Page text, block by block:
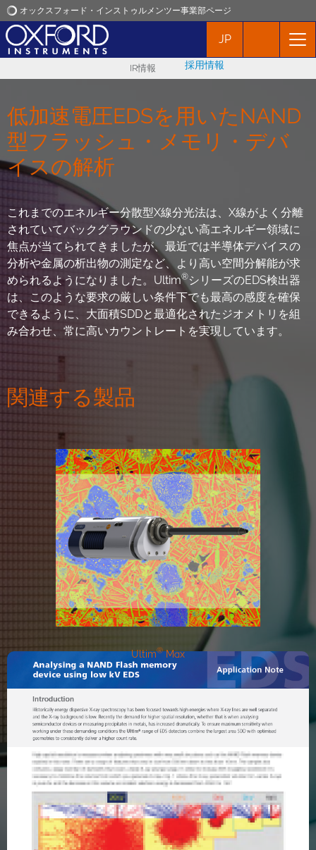
オックスフォード・インストゥルメンツー事業部ページ
オックスフォード・インストゥルメンツ
アプリケーション
プロダクト
イベント
お問い合わせ
JP
IR情報 採用情報
低加速電圧EDSを用いたNAND
型フラッシュ・メモリ・デバ
イスの解析
これまでのエネルギー分散型X線分光法は、X線がよく分離
されていてバックグラウンドの少ない高エネルギー領域に
焦点が当てられてきましたが、最近では半導体デバイスの
分析や金属の析出物の測定など、より高い空間分解能が求
められるようになりました。Ultim®シリーズのEDS検出器
は、このような要求の厳しい条件下でも最高の感度を確保
できるように、大面積SDDと最適化されたジオメトリを組
み合わせ、常に高いカウントレートを実現しています。
関連する製品
Ultim®Max